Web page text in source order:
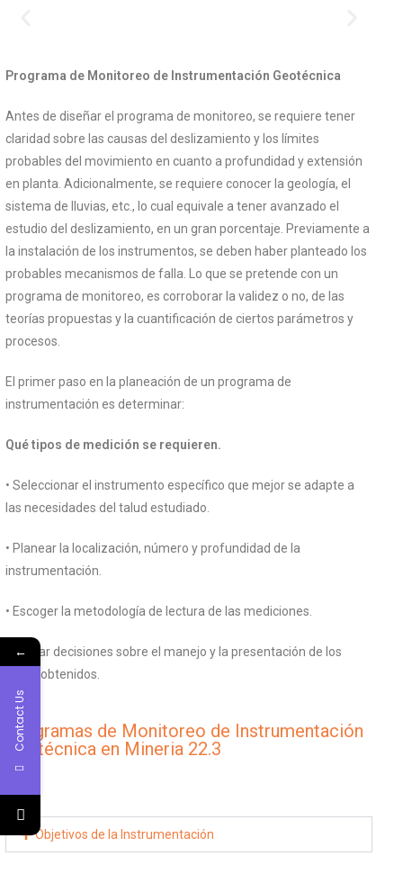
Programa de Monitoreo de Instrumentación Geotécnica
Antes de diseñar el programa de monitoreo, se requiere tener
claridad sobre las causas del deslizamiento y los límites
probables del movimiento en cuanto a profundidad y extensión
en planta. Adicionalmente, se requiere conocer la geología, el
sistema de lluvias, etc., lo cual equivale a tener avanzado el
estudio del deslizamiento, en un gran porcentaje. Previamente a
la instalación de los instrumentos, se deben haber planteado los
probables mecanismos de falla. Lo que se pretende con un
programa de monitoreo, es corroborar la validez o no, de las
teorías propuestas y la cuantificación de ciertos parámetros y
procesos.
El primer paso en la planeación de un programa de
instrumentación es determinar:
Qué tipos de medición se requieren.
• Seleccionar el instrumento específico que mejor se adapte a
las necesidades del talud estudiado.
• Planear la localización, número y profundidad de la
instrumentación.
• Escoger la metodología de lectura de las mediciones.
• Tomar decisiones sobre el manejo y la presentación de los
datos obtenidos.
Programas de Monitoreo de Instrumentación
Geotécnica en Mineria 22.3
Objetivos de la Instrumentación
←
Contact Us